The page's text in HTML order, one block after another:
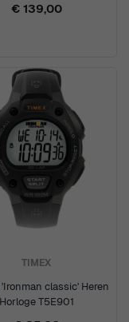
€ 139,00
TIMEX
classic' Heren
Horloge T5E901